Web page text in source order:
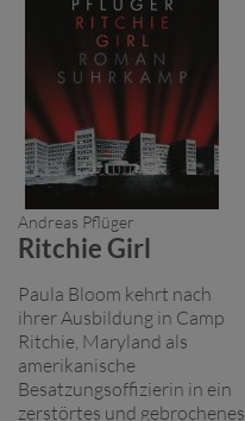
Andreas Pflüger
Ritchie Girl
Paula Bloom kehrt nach
ihrer Ausbildung in Camp
Ritchie, Maryland als
amerikanische
Besatzungsoffizierin in ein
zerstörtes und gebrochenes